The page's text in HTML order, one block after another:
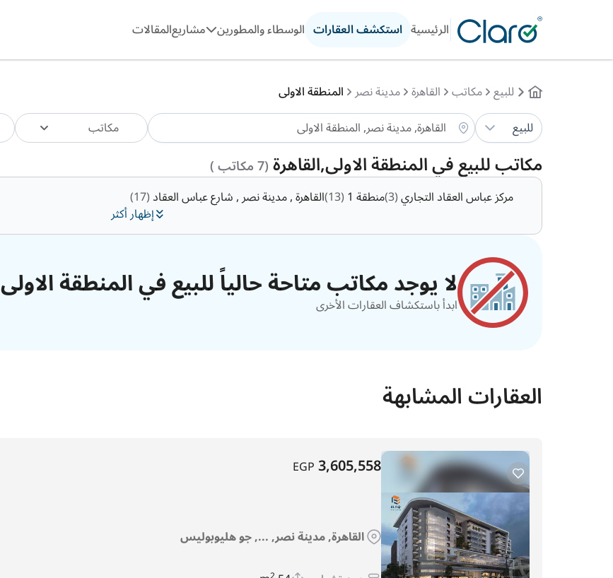
الرئيسية استكشف العقارات الوسطاء والمطورين مشاريعالمقالات
للبيع مكاتب القاهرة مدينة نصر المنطقة الاولى
للبيع
مكاتب
مكاتب للبيع في المنطقة الاولى,القاهرة(7 مكاتب )
إظهار أكثر
مركز عباس العقاد التجاري(3) منطقة 1 (13) القاهرة , مدينة نصر , شارع عباس العقاد(17)
لا يوجد مكاتب متاحة حالياً للبيع في المنطقة الاولى
ابدأ باستكشاف العقارات الأخرى
العقارات المشابهة
3,605,558
EGP
القاهرة, مدينة نصر, ..., جو هليوبوليس